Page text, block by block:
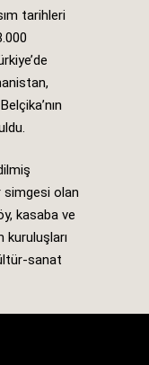
tarihleri
olan
kasaba ve
sanat